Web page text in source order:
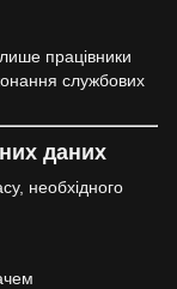
працівники
службових
даних
необхідного